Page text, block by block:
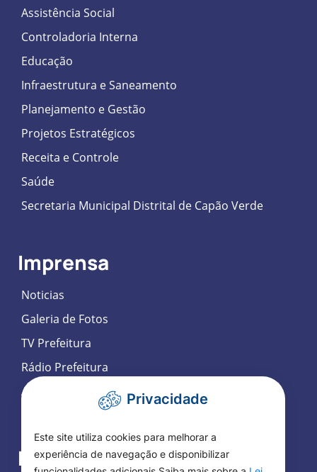
Assistência Social
Controladoria Interna
Educação
Infraestrutura e Saneamento
Planejamento e Gestão
Projetos Estratégicos
Receita e Controle
Saúde
Secretaria Municipal Distrital de Capão Verde
Imprensa
Noticias
Galeria de Fotos
TV Prefeitura
Rádio Prefeitura
Agenda de Eventos
Participação Social Eletrônica
Fale Conosco
Privacidade
Este site utiliza cookies para melhorar a
experiência de navegação e disponibilizar